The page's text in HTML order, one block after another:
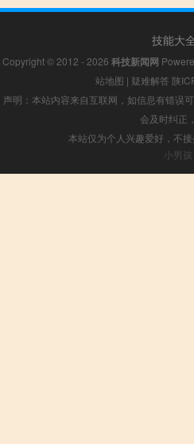
技能大
Copyright © 2012 - 2026 科技新闻网
站地图 | 疑难解答 陕
声明：本站内容来自互联网，如信息有错误
会及时纠正
本站仅为个人兴趣爱好，不
小男孩